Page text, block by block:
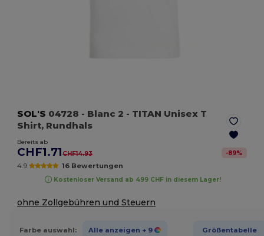
SOL'S 04728 - Blanc 2 - TITAN Unisex T
Shirt, Rundhals
Bereits ab
CHF1.71CHF14.93 -89%
4.9 16 Bewertungen
Kostenloser Versand ab 499 CHF in diesem Lager!
ohne Zollgebühren und Steuern
Farbe auswahl: Alle anzeigen + 9 Größentabelle